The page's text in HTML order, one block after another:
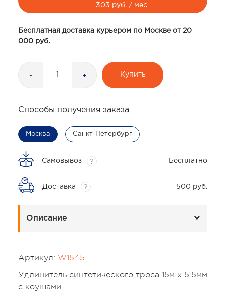
303 руб. / мес
Бесплатная доставка курьером по Москве от 20
000 руб.
- + Купить
Способы получения заказа
Москва Санкт-Петербург
Самовывоз ? Бесплатно
Доставка ? 500 руб.
Описание
Артикул: W1545
Удлинитель синтетического троса 15м х 5.5мм
с коушами